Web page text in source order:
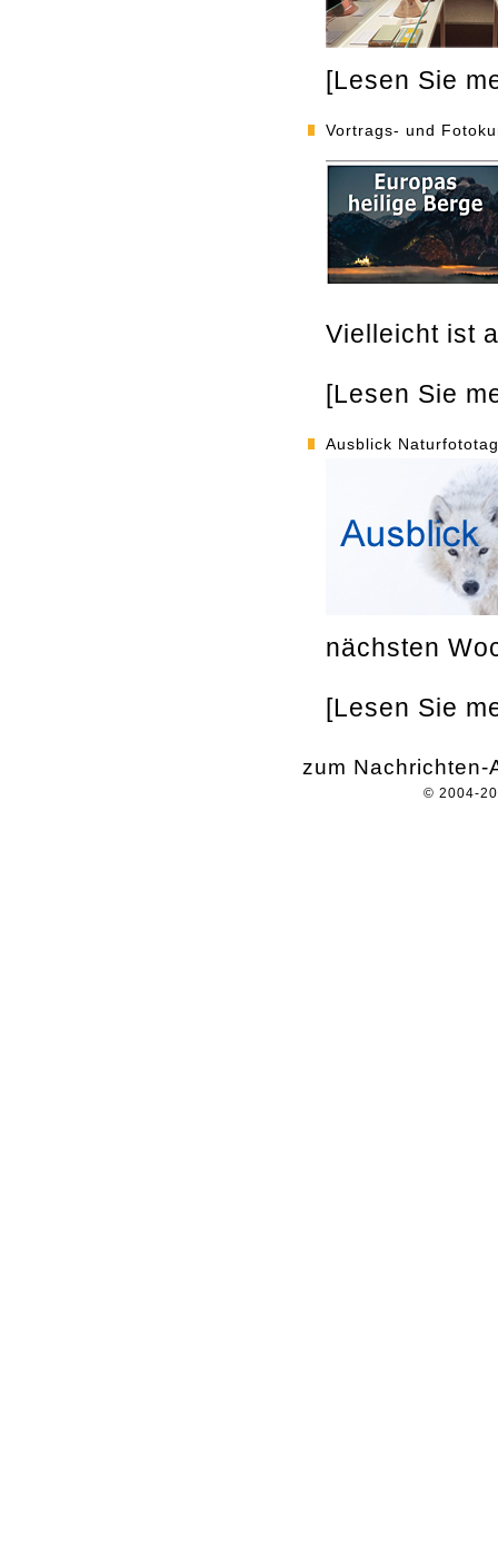
[Lesen Sie
Vortrags- und
Vielleicht ist
[Lesen Sie
Ausblick
nächsten
[Lesen Sie
zum Nachrichten-
© 2004-